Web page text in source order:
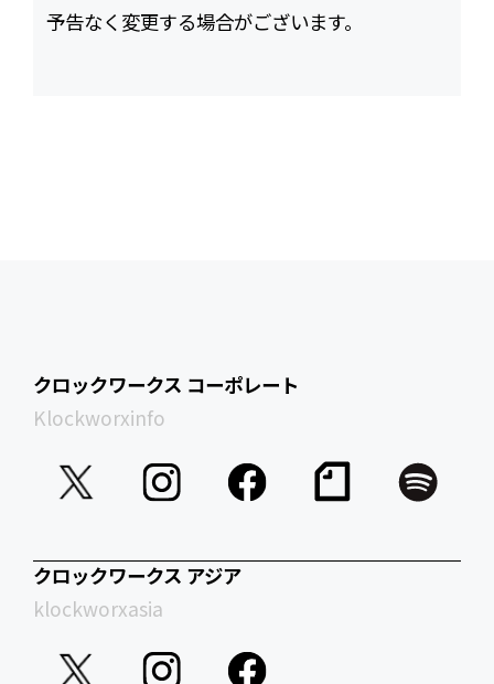
予告なく変更する場合がございます。
クロックワークス コーポレート
Klockworxinfo
クロックワークス アジア
klockworxasia